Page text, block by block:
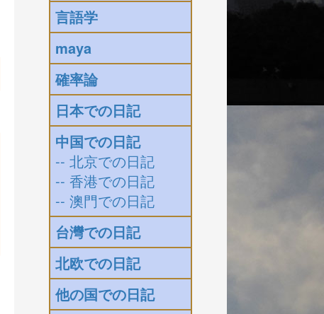
言語学
maya
確率論
日本での日記
中国での日記
-- 北京での日記
-- 香港での日記
-- 澳門での日記
台灣での日記
北欧での日記
他の国での日記